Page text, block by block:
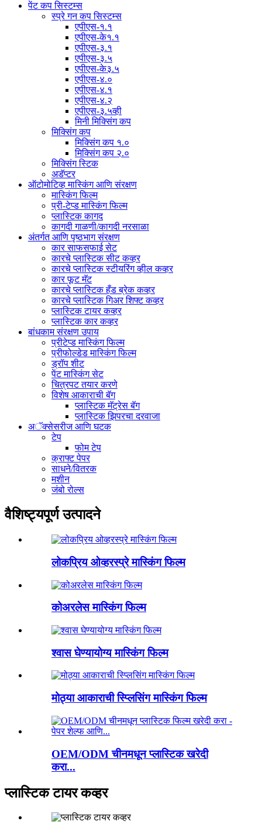
पेंट कप सिस्टम्स
स्प्रे गन कप सिस्टम्स
एपीएस-१.१
एपीएस-के१.१
एपीएस-३.१
एपीएस-३.५
एपीएस-के३.५
एपीएस-४.०
एपीएस-४.१
एपीएस-४.२
एपीएस-३.५व्ही
मिनी मिक्सिंग कप
मिक्सिंग कप
मिक्सिंग कप १.०
मिक्सिंग कप २.०
मिक्सिंग स्टिक
अडॅप्टर
ऑटोमोटिव्ह मास्किंग आणि संरक्षण
मास्किंग फिल्म
प्री-टेप्ड मास्किंग फिल्म
प्लास्टिक कागद
कागदी गाळणी/कागदी नरसाळा
अंतर्गत आणि पृष्ठभाग संरक्षण
कार साफसफाई सेट
कारचे प्लास्टिक सीट कव्हर
कारचे प्लास्टिक स्टीयरिंग व्हील कव्हर
कार फूट मॅट
कारचे प्लास्टिक हँड ब्रेक कव्हर
कारचे प्लास्टिक गिअर शिफ्ट कव्हर
प्लास्टिक टायर कव्हर
प्लास्टिक कार कव्हर
बांधकाम संरक्षण उपाय
प्रीटेप्ड मास्किंग फिल्म
प्रीफोल्डेड मास्किंग फिल्म
ड्रॉप शीट
पेंट मास्किंग सेट
चित्रपट तयार करणे
विशेष आकाराची बॅग
प्लास्टिक मॅट्रेस बॅग
प्लास्टिक झिपरचा दरवाजा
अॅक्सेसरीज आणि घटक
टेप
फोम टेप
क्राफ्ट पेपर
साधने/वितरक
मशीन
जंबो रोल्स
वैशिष्ट्यपूर्ण उत्पादने
लोकप्रिय ओव्हरस्प्रे मास्किंग फिल्म
कोअरलेस मास्किंग फिल्म
श्वास घेण्यायोग्य मास्किंग फिल्म
मोठ्या आकाराची स्प्लिसिंग मास्किंग फिल्म
OEM/ODM चीनमधून प्लास्टिक खरेदी
करा...
प्लास्टिक टायर कव्हर